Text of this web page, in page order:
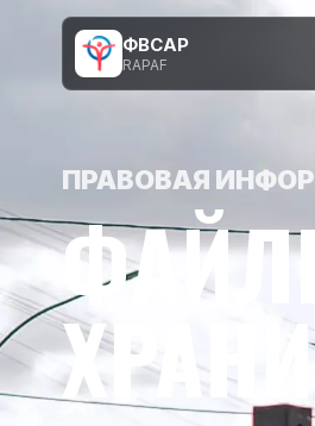
ФВСАР
RAPAF
ПРАВОВАЯ